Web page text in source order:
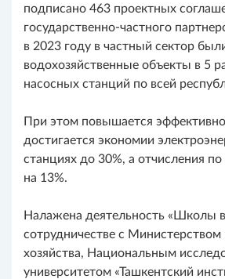
подписано 463 проектных
государственно-частного
в 2023 году в частный сектор
водохозяйственные объекты в 5
насосных станций по всей
При этом повышается
достигается экономии
станциях до 30%, а отчисления
на 13%.
Налажена деятельность «Школы
сотрудничестве с Министерством
хозяйства, Национальным
университетом «Ташкентский